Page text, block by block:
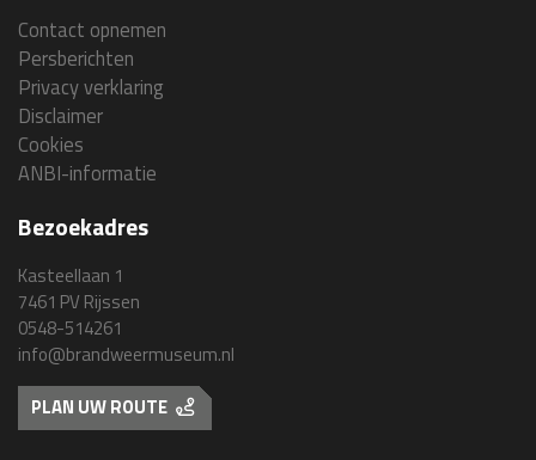
Contact opnemen
Persberichten
Privacy verklaring
Disclaimer
Cookies
ANBI-informatie
Bezoekadres
Kasteellaan 1
7461 PV Rijssen
0548-514261
info@brandweermuseum.nl
PLAN UW ROUTE